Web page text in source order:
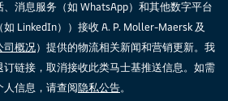
消息服务（如 WhatsApp）和其他数字平台
如 LinkedIn））接收 A. P. Moller-Maersk 及
司概况）提供的物流相关新闻和营销更新。我
链接，取消接收此类马士基推送信息。如需
人信息，请查阅隐私公告。